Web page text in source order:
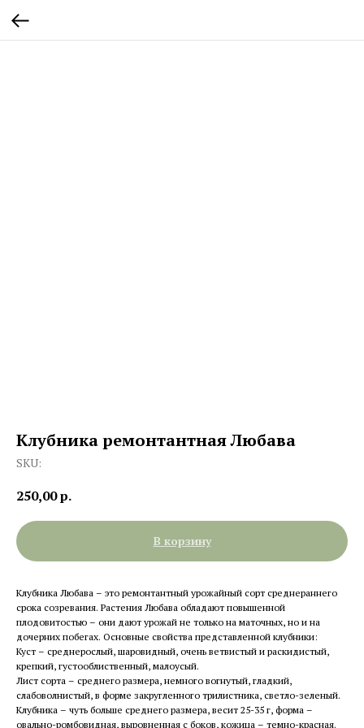
Клубника ремонтантная Любава
SKU:
250,00р.
В корзину
Клубника Любава – это ремонтантный урожайный сорт среднераннего
срока созревания. Растения Любава обладают повышенной
плодовитостью – они дают урожай не только на маточных, но и на
дочерних побегах. Основные свойства представленной клубники:
Куст – среднерослый, шаровидный, очень ветвистый и раскидистый,
крепкий, густооблиственный, малоусый.
Лист сорта – среднего размера, немного вогнутый, гладкий,
слабоволнистый, в форме закругленного трилистника, светло-зеленый.
Клубника – чуть больше среднего размера, весит 25-35 г, форма –
овально-ромбовидная, выровненная с боков, кожица – темно-красная.